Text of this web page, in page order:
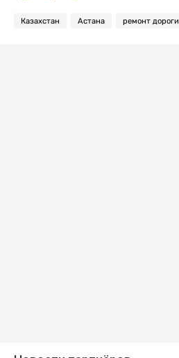
Казахстан Астана ремонт дороги